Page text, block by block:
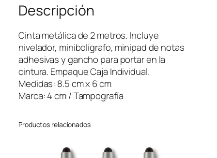
i
t
e
c
t
c
a
n
d
Descripción
Cinta metálica de 2 metros. Incluye
nivelador, minibolígrafo, minipad de notas
adhesivas y gancho para portar en la
cintura. Empaque Caja Individual.
Medidas: 8.5 cm x 6 cm
Marca: 4 cm / Tampografía
Productos relacionados